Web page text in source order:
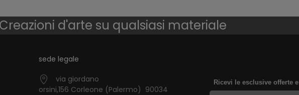
Creazioni d'arte su qualsiasi materiale
sede legale
via giordano
orsini,156 Corleone (Palermo) 90034
Ricevi le esclusive offerte